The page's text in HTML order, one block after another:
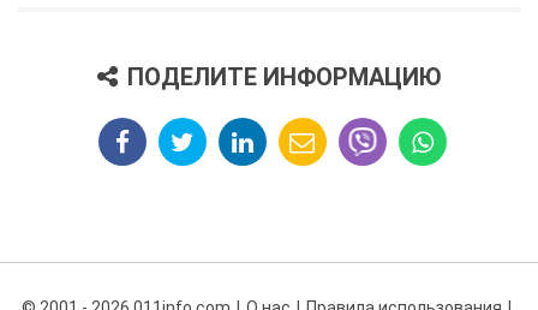
ПОДЕЛИТЕ ИНФОРМАЦИЮ